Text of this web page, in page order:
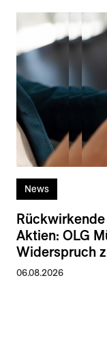
News
Aktien: OLG
Widerspruch
06.08.2026